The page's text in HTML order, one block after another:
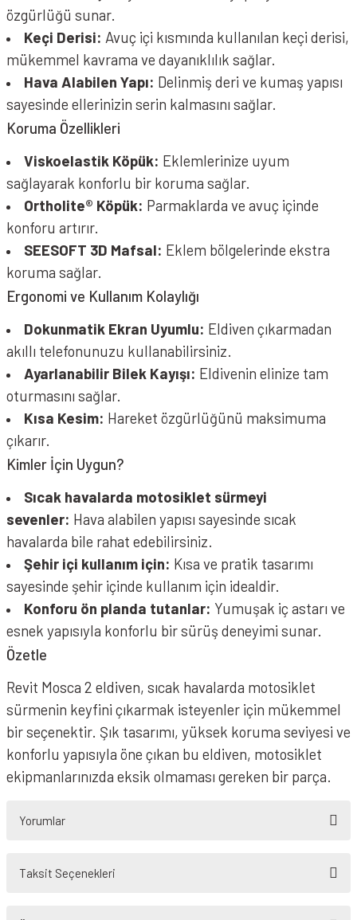
özgürlüğü sunar.
Keçi Derisi: Avuç içi kısmında kullanılan keçi derisi,
mükemmel kavrama ve dayanıklılık sağlar.
Hava Alabilen Yapı: Delinmiş deri ve kumaş yapısı
sayesinde ellerinizin serin kalmasını sağlar.
Koruma Özellikleri
Viskoelastik Köpük: Eklemlerinize uyum
sağlayarak konforlu bir koruma sağlar.
Ortholite® Köpük: Parmaklarda ve avuç içinde
konforu artırır.
SEESOFT 3D Mafsal: Eklem bölgelerinde ekstra
koruma sağlar.
Ergonomi ve Kullanım Kolaylığı
Dokunmatik Ekran Uyumlu: Eldiven çıkarmadan
akıllı telefonunuzu kullanabilirsiniz.
Ayarlanabilir Bilek Kayışı: Eldivenin elinize tam
oturmasını sağlar.
Kısa Kesim: Hareket özgürlüğünü maksimuma
çıkarır.
Kimler İçin Uygun?
Sıcak havalarda motosiklet sürmeyi
sevenler: Hava alabilen yapısı sayesinde sıcak
havalarda bile rahat edebilirsiniz.
Şehir içi kullanım için: Kısa ve pratik tasarımı
sayesinde şehir içinde kullanım için idealdir.
Konforu ön planda tutanlar: Yumuşak iç astarı ve
esnek yapısıyla konforlu bir sürüş deneyimi sunar.
Özetle
Revit Mosca 2 eldiven, sıcak havalarda motosiklet
sürmenin keyfini çıkarmak isteyenler için mükemmel
bir seçenektir. Şık tasarımı, yüksek koruma seviyesi ve
konforlu yapısıyla öne çıkan bu eldiven, motosiklet
ekipmanlarınızda eksik olmaması gereken bir parça.
Yorumlar
Taksit Seçenekleri